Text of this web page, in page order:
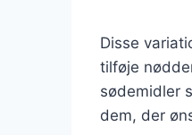
Disse
tilføje
sødemidler
dem, der